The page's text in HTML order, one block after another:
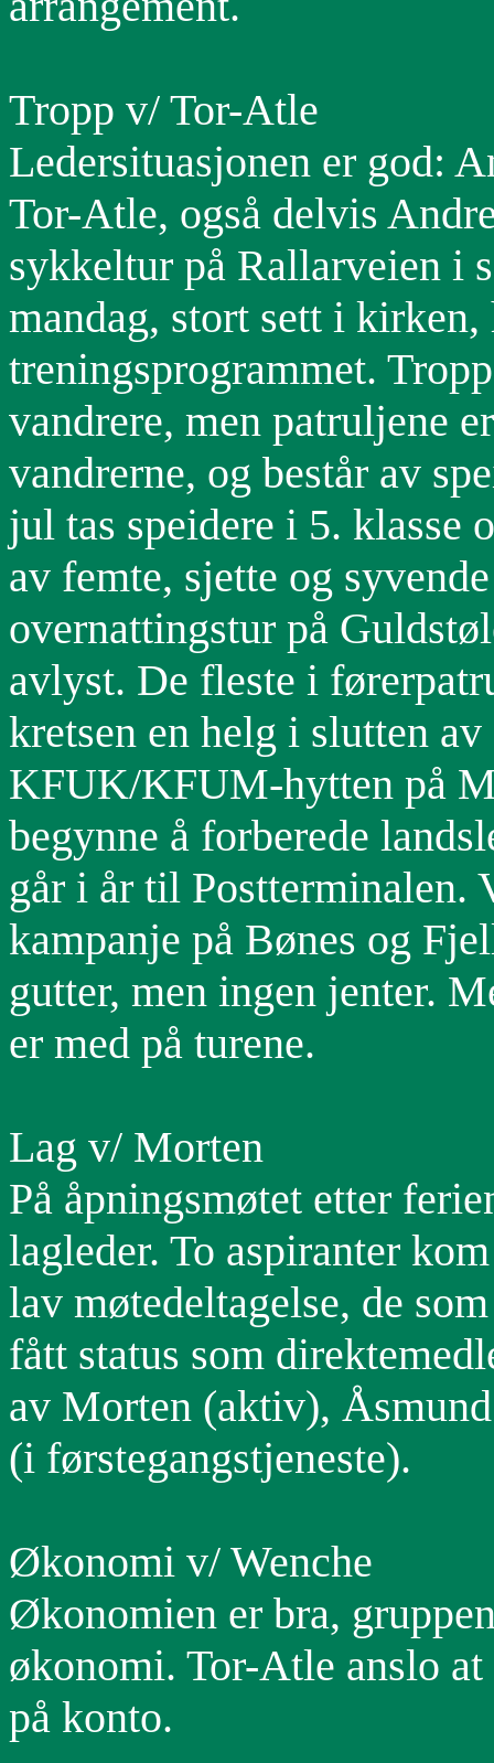
Tropp v/ Tor-Atle
Ledersituasjonen er god:
Tor-Atle, også delvis
sykkeltur på Rallarveien i
mandag, stort sett i
treningsprogrammet.
vandrere, men patruljene
vandrerne, og består av
jul tas speidere i 5. klasse
av femte, sjette og
overnattingstur på
avlyst. De fleste i
kretsen en helg i slutten
KFUK/KFUM-hytten på
begynne å forberede
går i år til Postterminalen.
kampanje på Bønes og
gutter, men ingen jenter.
er med på turene.
Lag v/ Morten
På åpningsmøtet etter
lagleder. To aspiranter
lav møtedeltagelse, de
fått status som
av Morten (aktiv),
(i førstegangstjeneste).
Økonomi v/ Wenche
Økonomien er bra,
økonomi. Tor-Atle anslo
på konto.